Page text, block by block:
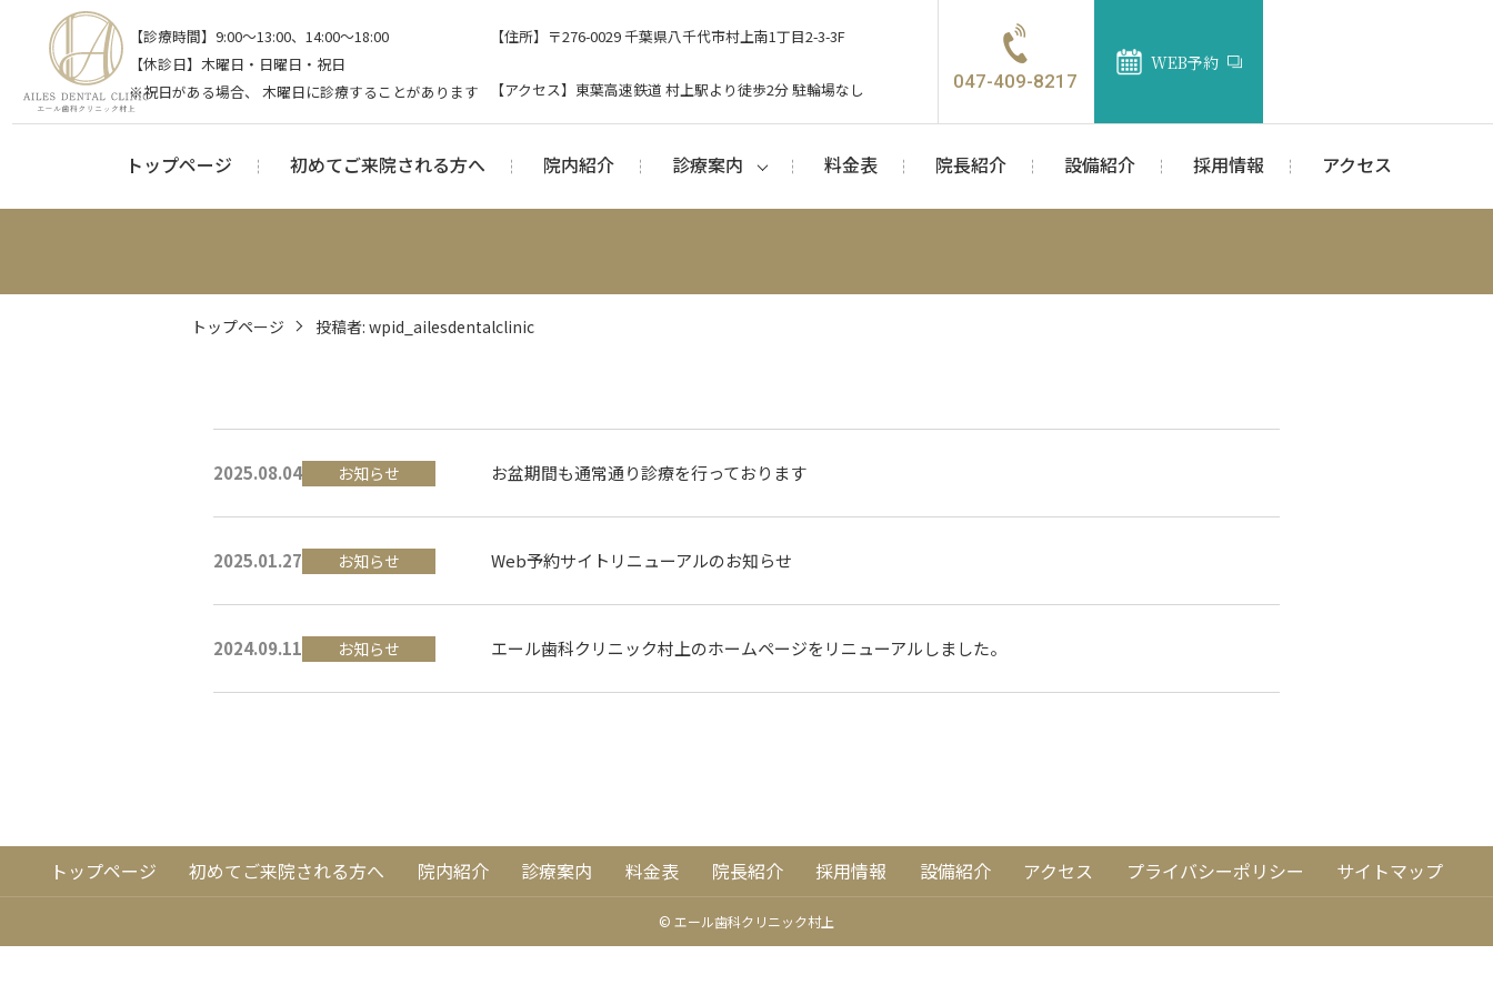
トップページ 初めてご来院される方へ 院内紹介 診療案内 料金表 院長紹介 設備紹介 採用情報 アクセス
【診療時間】 9:00～13:00、14:00～18:00
【休診日】 木曜日・日曜日・祝日
※祝日がある場合、 木曜日に診療することがあります
【住所】 〒276-0029 千葉県八千代市村上南1丁目2-3-3F
【アクセス】 東葉高速鉄道 村上駅より徒歩2分 駐輪場なし 047-409-8217
WEB予約
トップページ 投稿者: wpid_ailesdentalclinic
2025.08.04 お知らせ お盆期間も通常通り診療を行っております
2025.01.27 お知らせ Web予約サイトリニューアルのお知らせ
2024.09.11 お知らせ エール歯科クリニック村上のホームページをリニューアルしました。
トップページ 初めてご来院される方へ 院内紹介 診療案内 料金表 院長紹介 採用情報 設備紹介 アクセス プライバシーポリシー サイトマップ
© エール歯科クリニック村上